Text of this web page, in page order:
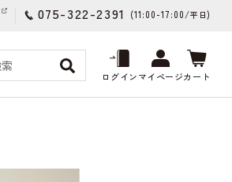
075-322-2391 (11:00-17:00/平日)
ログインマイページカート